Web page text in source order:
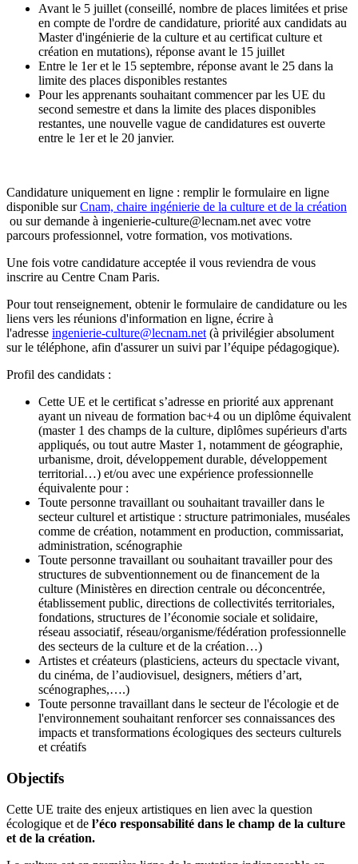
Avant le 5 juillet (conseillé, nombre de places limitées et prise
en compte de l'ordre de candidature, priorité aux candidats au
Master d'ingénierie de la culture et au certificat culture et
création en mutations), réponse avant le 15 juillet
Entre le 1er et le 15 septembre, réponse avant le 25 dans la
limite des places disponibles restantes
Pour les apprenants souhaitant commencer par les UE du
second semestre et dans la limite des places disponibles
restantes, une nouvelle vague de candidatures est ouverte
entre le 1er et le 20 janvier.
Candidature uniquement en ligne : remplir le formulaire en ligne
disponible surCnam, chaire ingénierie de la culture et de la création
ou sur demande à ingenierie-culture@lecnam.net avec votre
parcours professionnel, votre formation, vos motivations.
Une fois votre candidature acceptée il vous reviendra de vous
inscrire au Centre Cnam Paris.
Pour tout renseignement, obtenir le formulaire de candidature ou les
liens vers les réunions d'information en ligne, écrire à
l'adresse ingenierie-culture@lecnam.net (à privilégier absolument
sur le téléphone, afin d'assurer un suivi par l’équipe pédagogique).
Profil des candidats :
Cette UE et le certificat s’adresse en priorité aux apprenant
ayant un niveau de formation bac+4 ou un diplôme équivalent
(master 1 des champs de la culture, diplômes supérieurs d'arts
appliqués, ou tout autre Master 1, notamment de géographie,
urbanisme, droit, développement durable, développement
territorial…) et/ou avec une expérience professionnelle
équivalente pour :
Toute personne travaillant ou souhaitant travailler dans le
secteur culturel et artistique : structure patrimoniales, muséales
comme de création, notamment en production, commissariat,
administration, scénographie
Toute personne travaillant ou souhaitant travailler pour des
structures de subventionnement ou de financement de la
culture (Ministères en direction centrale ou déconcentrée,
établissement public, directions de collectivités territoriales,
fondations, structures de l’économie sociale et solidaire,
réseau associatif, réseau/organisme/fédération professionnelle
des secteurs de la culture et de la création…)
Artistes et créateurs (plasticiens, acteurs du spectacle vivant,
du cinéma, de l’audiovisuel, designers, métiers d’art,
scénographes,….)
Toute personne travaillant dans le secteur de l'écologie et de
l'environnement souhaitant renforcer ses connaissances des
impacts et transformations écologiques des secteurs culturels
et créatifs
Objectifs
Cette UE traite des enjeux artistiques en lien avec la question
écologique et de l’éco responsabilité dans le champ de la culture
et de la création.